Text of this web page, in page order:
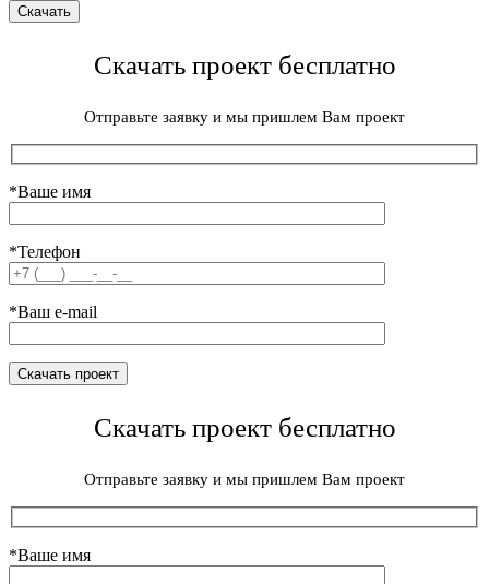
Скачать проект бесплатно
Отправьте заявку и мы пришлем Вам проект
*Ваше имя
*Телефон
*Ваш e-mail
Скачать проект бесплатно
Отправьте заявку и мы пришлем Вам проект
*Ваше имя